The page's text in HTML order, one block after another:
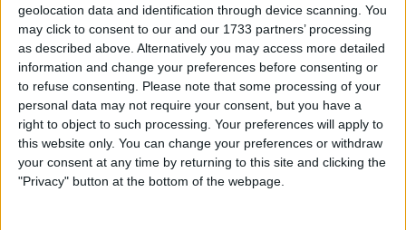
geolocation data and identification through device scanning. You
may click to consent to our and our 1733 partners’ processing
as described above. Alternatively you may access more detailed
information and change your preferences before consenting or
to refuse consenting.
Please note that some processing of your
personal data may not require your consent, but you have a
right to object to such processing. Your preferences will apply to
this website only. You can change your preferences or withdraw
your consent at any time by returning to this site and clicking the
"Privacy" button at the bottom of the webpage.
apareceu no dia do contrarrelógio, onde foi 7º
Bahrain - Victorious - 17